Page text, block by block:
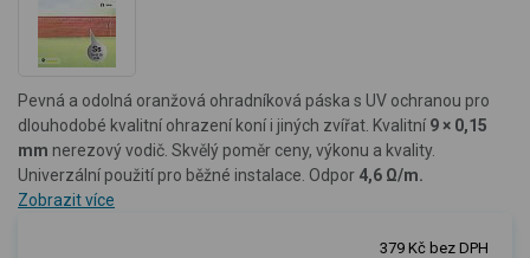
Pevná a odolná oranžová ohradníková páska s UV ochranou pro
dlouhodobé kvalitní ohrazení koní i jiných zvířat. Kvalitní 9× 0,15
mm nerezový vodič. Skvělý poměr ceny, výkonu a kvality.
Univerzální použití pro běžné instalace. Odpor 4,6 Ω/m.
Zobrazit více
379 Kč bez DPH